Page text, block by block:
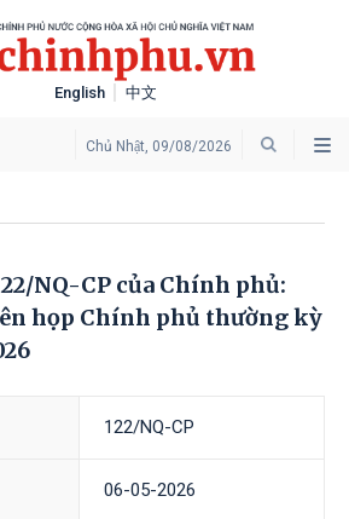
English 中文
Chủ Nhật, 09/08/2026
NQ-CP của Chính phủ:
họp Chính phủ thường kỳ
122/NQ-CP
06-05-2026